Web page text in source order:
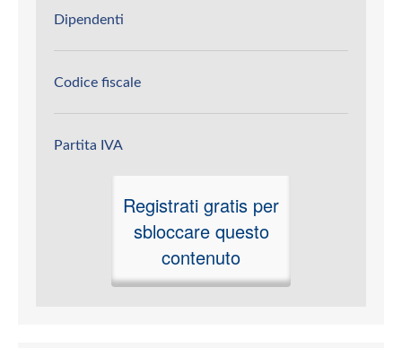
Dipendenti
Codice fiscale
Partita IVA
Registrati gratis per
sbloccare questo
contenuto